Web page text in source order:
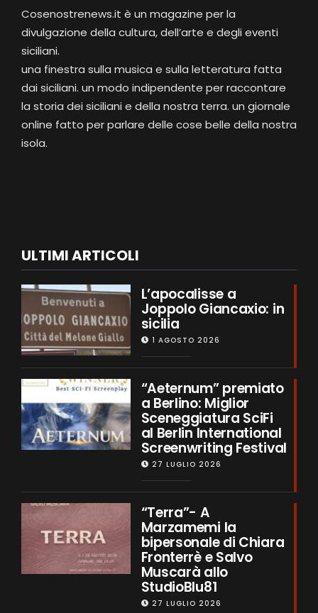
Cosenostrenews.it è un magazine per la
divulgazione della cultura, dell’arte e degli eventi
siciliani.
una finestra sulla musica e sulla letteratura fatta
dai siciliani. un modo indipendente per raccontare
la storia dei siciliani e della nostra terra. un giornale
online fatto per parlare delle cose belle della nostra
isola.
ULTIMI ARTICOLI
L’apocalisse a
Joppolo Giancaxio: in
sicilia
1 AGOSTO 2026
“Aeternum” premiato
a Berlino: Miglior
Sceneggiatura SciFi
al Berlin International
Screenwriting Festival
27 LUGLIO 2026
“Terra”- A
Marzamemi la
bipersonale di Chiara
Fronterrè e Salvo
Muscarà allo
StudioBlu81
27 LUGLIO 2026